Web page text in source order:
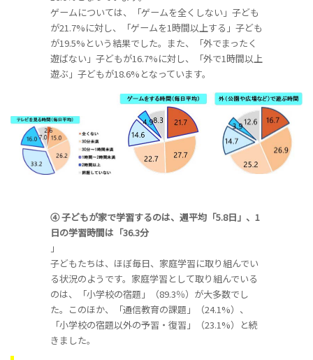
ゲームについては、「ゲームを全くしない」子ども
が21.7%に対し、「ゲームを1時間以上する」子ども
が19.5%という結果でした。また、「外でまったく
遊ばない」子どもが16.7%に対し、「外で1時間以上
遊ぶ」子どもが18.6%となっています。
④ 子どもが家で学習するのは、週平均「5.8日」、1
日の学習時間は「36.3分
」
子どもたちは、ほぼ毎日、家庭学習に取り組んでい
る状況のようです。家庭学習として取り組んでいる
のは、「小学校の宿題」（89.3％）が大多数でし
た。このほか、「通信教育の課題」（24.1%）、
「小学校の宿題以外の予習・復習」（23.1%）と続
きました。